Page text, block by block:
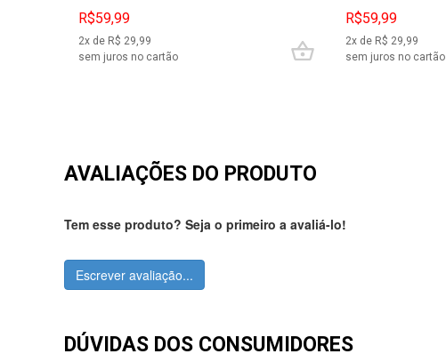
R$59,99
2x de R$ 29,99
sem juros no cartão
R$59,99
2x de R$ 29,99
sem juros no cartão
AVALIAÇÕES DO PRODUTO
Tem esse produto? Seja o primeiro a avaliá-lo!
Escrever avaliação...
DÚVIDAS DOS CONSUMIDORES